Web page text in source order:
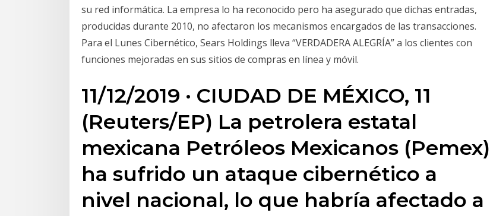
su red informática. La empresa lo ha reconocido pero ha asegurado que dichas entradas,
producidas durante 2010, no afectaron los mecanismos encargados de las transacciones.
Para el Lunes Cibernético, Sears Holdings lleva “VERDADERA ALEGRÍA” a los clientes con
funciones mejoradas en sus sitios de compras en línea y móvil.
11/12/2019 · CIUDAD DE MÉXICO, 11
(Reuters/EP) La petrolera estatal
mexicana Petróleos Mexicanos (Pemex)
ha sufrido un ataque cibernético a
nivel nacional, lo que habría afectado a